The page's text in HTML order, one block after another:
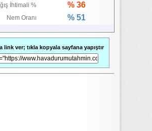
İhtimali % % 36
Nem Oranı % 51
link ver; tıkla kopyala sayfana yapıştır